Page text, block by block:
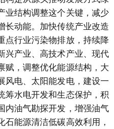
业结构调整这个关键，减少
长动能。加快传统产业改造
点行业污染物排放，持续降
兴产业、高技术产业、现代
赋，调整优化能源结构，大
风电、太阳能发电，建设一
筹水电开发和生态保护，积
内油气勘探开发，增强油气
能源清洁低碳高效利用，